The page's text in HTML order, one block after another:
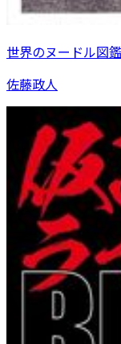
世界のヌードル図
佐藤政人